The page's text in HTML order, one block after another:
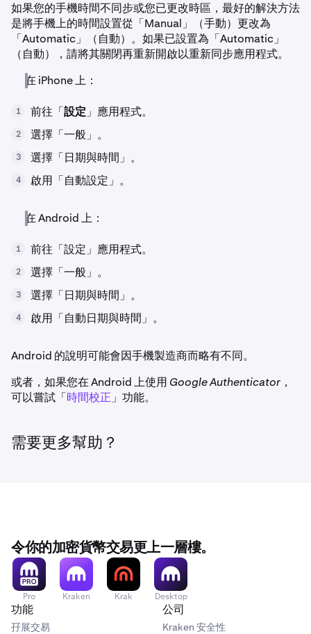
如果您的手機時間不同步或您已更改時區，最好的解決方法
是將手機上的時間設置從「Manual」（手動）更改為
「Automatic」（自動）。如果已設置為「Automatic」
（自動），請將其關閉再重新開啟以重新同步應用程式。
在 iPhone 上：
1 前往「設定 」應用程式。
2 選擇「一般」。
3 選擇「日期與時間」。
4 啟用「自動設定」。
在 Android 上：
1 前往「設定」應用程式。
2 選擇「一般」。
3 選擇「日期與時間」。
4 啟用「自動日期與時間」。
Android 的說明可能會因手機製造商而略有不同。
或者，如果您在 Android 上使用 Google Authenticator ，
可以嘗試「時間校正 」功能。
需要更多幫助？
令你的加密貨幣交易更上一層樓。
Pro Kraken Krak Desktop
功能
孖展交易
公司
Kraken 安全性